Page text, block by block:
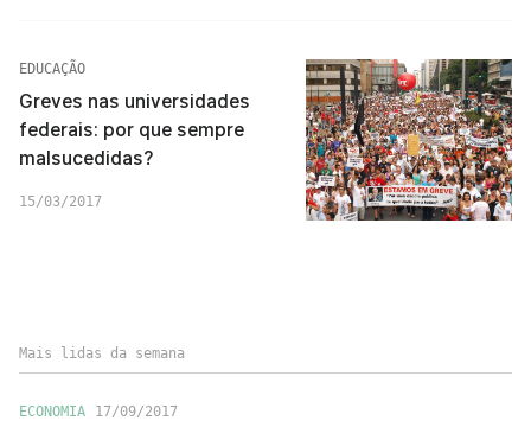
EDUCAÇÃO
Greves nas universidades
federais: por que sempre
malsucedidas?
15/03/2017
Mais lidas da semana
ECONOMIA 17/09/2017